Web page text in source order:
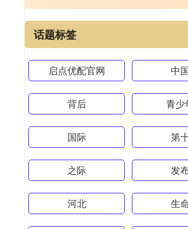
话题标签
启点优配官网 中
背后 青少
国际 第
之际 发
河北 生